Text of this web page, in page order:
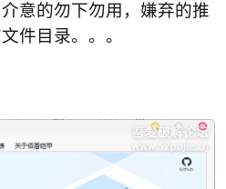
意的勿下勿用，嫌弃的推
件目录。。。